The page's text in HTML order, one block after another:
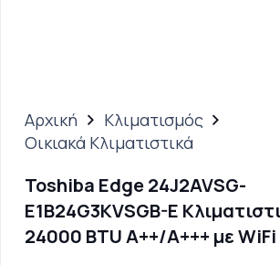
Αρχική
Κλιματισμός
Οικιακά Κλιματιστικά
Toshiba Edge 24J2AVSG-
E1B24G3KVSGB-E
24000 BTU A++/A+++ με WiFi